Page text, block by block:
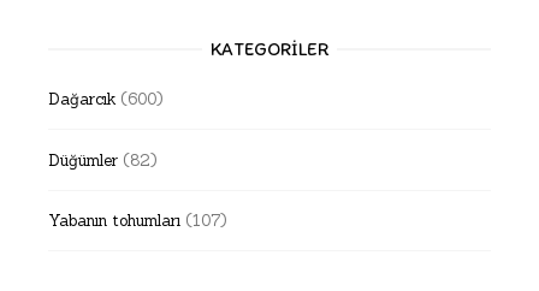
KATEGORILER
Dağarcık (600)
Düğümler (82)
Yabanın tohumları (107)